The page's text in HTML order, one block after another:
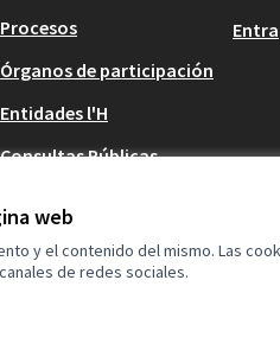
web
y el contenido del mismo. Las
de redes sociales.
Procesos
Órganos de participación
Entidades l'H
Consultas Públicas
Entra